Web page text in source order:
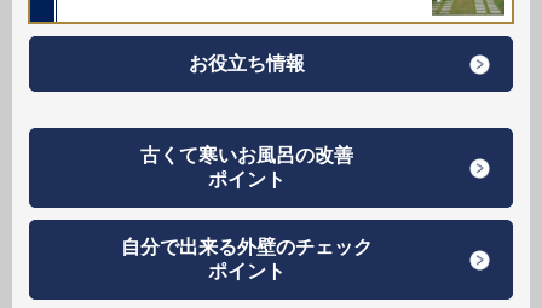
お役立ち情報
古くて寒いお風呂の改善
ポイント
自分で出来る外壁のチェック
ポイント